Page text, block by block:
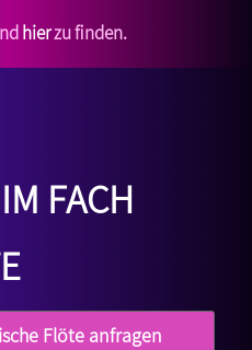
hierzu finden.
Fach
Flöte anfragen